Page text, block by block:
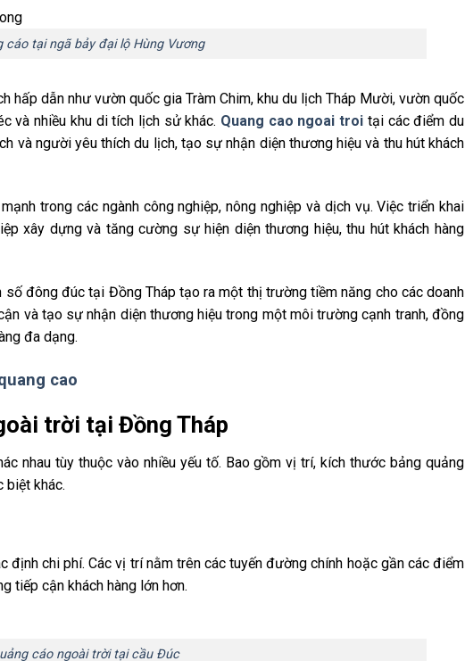
cáo tại ngã bảy đại lộ Hùng Vương
hấp dẫn như vườn quốc gia Tràm Chim, khu du lịch Tháp Mười, vườn quốc
và nhiều khu di tích lịch sử khác. Quang cao ngoai troi tại các điểm du
và người yêu thích du lịch, tạo sự nhận diện thương hiệu và thu hút khách
trong các ngành công nghiệp, nông nghiệp và dịch vụ. Việc triển khai
xây dựng và tăng cường sự hiện diện thương hiệu, thu hút khách hàng
đông đúc tại Đồng Tháp tạo ra một thị trường tiềm năng cho các doanh
và tạo sự nhận diện thương hiệu trong một môi trường cạnh tranh, đồng
đa dạng.
cao
trời tại Đồng Tháp
nhau tùy thuộc vào nhiều yếu tố. Bao gồm vị trí, kích thước bảng quảng
biệt khác.
chi phí. Các vị trí nằm trên các tuyến đường chính hoặc gần các điểm
tiếp cận khách hàng lớn hơn.
cáo ngoài trời tại cầu Đúc